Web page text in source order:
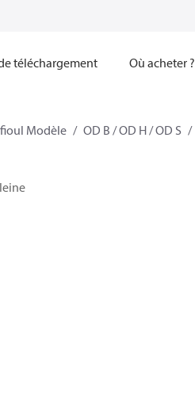
téléchargement Où acheter ?
Modèle OD B / OD H / OD S